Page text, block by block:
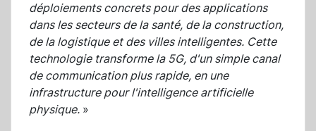
déploiements concrets pour des applications
dans les secteurs de la santé, de la construction,
de la logistique et des villes intelligentes. Cette
technologie transforme la 5G, d'un simple canal
de communication plus rapide, en une
infrastructure pour l'intelligence artificielle
physique. »